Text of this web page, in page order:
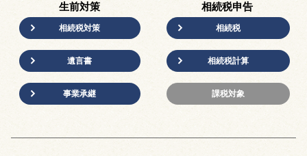
生前対策
相続税対策
遺言書
事業承継
相続税申告
相続税
相続税計算
課税対象